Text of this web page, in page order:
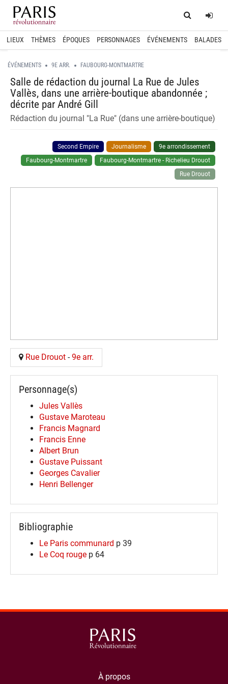
Home
LIEUX THÈMES ÉPOQUES PERSONNAGES ÉVÉNEMENTS BALADES
ÉVÉNEMENTS 9E ARR. FAUBOURG-MONTMARTRE
Salle de rédaction du journal La Rue de Jules
Vallès, dans une arrière-boutique abandonnée ;
décrite par André Gill
Rédaction du journal "La Rue" (dans une arrière-boutique)
Second Empire Journalisme
9e arrondissement
Faubourg-Montmartre
Faubourg-Montmartre - Richelieu Drouot
Rue Drouot
Rue Drouot -9e arr.
Personnage(s)
Jules Vallès
Gustave Maroteau
Francis Magnard
Francis Enne
Albert Brun
Gustave Puissant
Georges Cavalier
Henri Bellenger
Bibliographie
Le Paris communard p 39
Le Coq rouge p 64
À propos